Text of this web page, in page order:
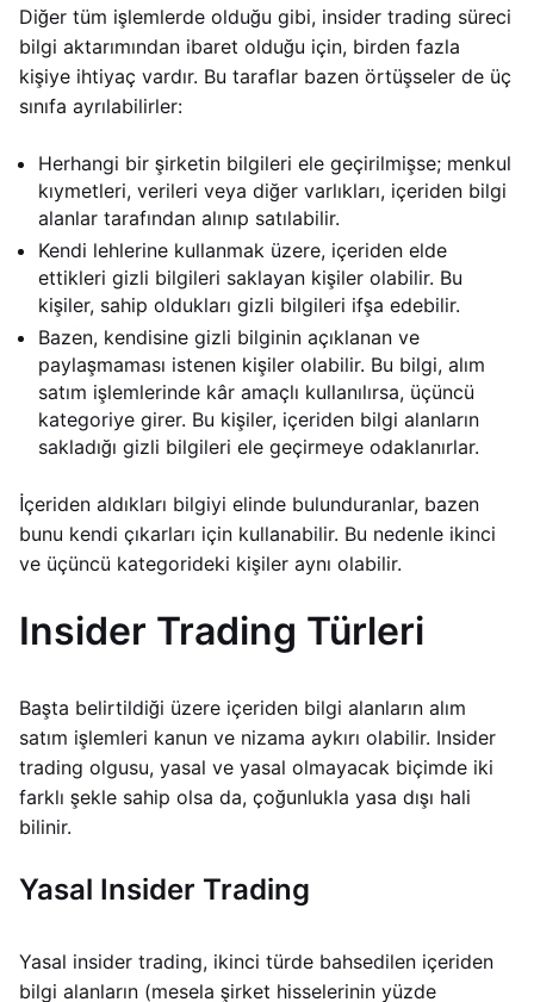
Diğer tüm işlemlerde olduğu gibi, insider trading süreci
bilgi aktarımından ibaret olduğu için, birden fazla
kişiye ihtiyaç vardır. Bu taraflar bazen örtüşseler de üç
sınıfa ayrılabilirler:
Herhangi bir şirketin bilgileri ele geçirilmişse; menkul
kıymetleri, verileri veya diğer varlıkları, içeriden bilgi
alanlar tarafından alınıp satılabilir.
Kendi lehlerine kullanmak üzere, içeriden elde
ettikleri gizli bilgileri saklayan kişiler olabilir. Bu
kişiler, sahip oldukları gizli bilgileri ifşa edebilir.
Bazen, kendisine gizli bilginin açıklanan ve
paylaşmaması istenen kişiler olabilir. Bu bilgi, alım
satım işlemlerinde kâr amaçlı kullanılırsa, üçüncü
kategoriye girer. Bu kişiler, içeriden bilgi alanların
sakladığı gizli bilgileri ele geçirmeye odaklanırlar.
İçeriden aldıkları bilgiyi elinde bulunduranlar, bazen
bunu kendi çıkarları için kullanabilir. Bu nedenle ikinci
ve üçüncü kategorideki kişiler aynı olabilir.
Insider Trading Türleri
Başta belirtildiği üzere içeriden bilgi alanların alım
satım işlemleri kanun ve nizama aykırı olabilir. Insider
trading olgusu, yasal ve yasal olmayacak biçimde iki
farklı şekle sahip olsa da, çoğunlukla yasa dışı hali
bilinir.
Yasal Insider Trading
Yasal insider trading, ikinci türde bahsedilen içeriden
bilgi alanların (mesela şirket hisselerinin yüzde